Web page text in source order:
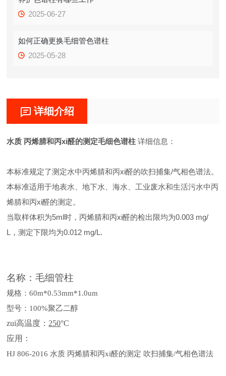
2025-06-27
如何正确更换毛细管色谱柱
2025-05-28
详细介绍
水质 丙烯腈和丙xi醛的测定毛细色谱柱 详细信息：
本标准规定了测定水中丙烯腈和丙xi醛的吹扫捕集/气相色谱法。
本标准适用于地表水、地下水、海水、工业废水和生活污水中丙
烯腈和丙xi醛的测定。
当取样体积为5ml时，丙烯腈和丙xi醛的检出限均为0.003 mg/
L，测定下限均为0.012 mg/L.
名称：毛细管柱
规格：60m*0.53mm*1.0um
型号： 100%聚乙二醇
zui高温度： 250°C
应用：
HJ 806-2016 水质 丙烯腈和丙xi醛的测定 吹扫捕集/气相色谱法